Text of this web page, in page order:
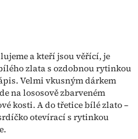
a kteří jsou věřící, je
zlata s ozdobnou rytinkou
Velmi vkusným dárkem
na lososově zbarveném
kosti. A do třetice bílé zlato –
otevírací s rytinkou